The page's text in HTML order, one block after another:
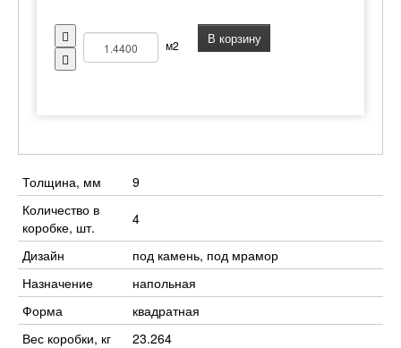
м2 В корзину
Толщина, мм
9
Количество в
коробке, шт.
4
Дизайн
под камень, под мрамор
Назначение
напольная
Форма
квадратная
Вес коробки, кг
23.264